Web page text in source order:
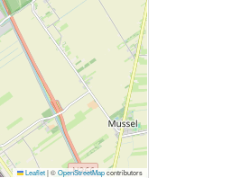
Leaflet|©OpenStreetMapcontributors